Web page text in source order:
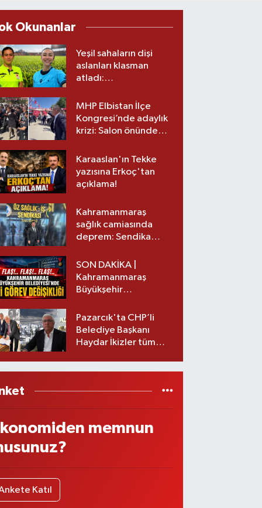
Okunanlar
Yeşil sahaların dişi
aslanları klasman
atladı:
üst lige iki transfer!
MHP Elbistan İlçe
Kongresi’nde adaylık
krizi: Salon önünde
Karaaslan'ın Tekke
yazısına Erkoç'tan
açıklama!
Kahramanmaraş
sağlık camiasında
deprem: Sendika
SON DAKİKA |
Kahramanmaraş
Büyükşehir
görev değişikliği!
Pazarcık'ta CHP’li
Belediye Başkanı
Haydar İkizler tüm
memnun
Katıl